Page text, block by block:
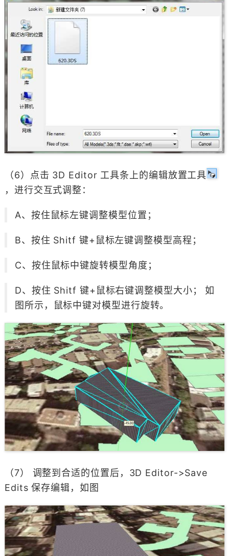
（6）点击 3D Editor 工具条上的编辑放置工具
，进行交互式调整：
A、按住鼠标左键调整模型位置；
B、按住 Shitf 键+鼠标左键调整模型高程；
C、按住鼠标中键旋转模型角度；
D、按住 Shitf 键+鼠标右键调整模型大小； 如
图所示，鼠标中键对模型进行旋转。
（7） 调整到合适的位置后，3D Editor->Save
Edits 保存编辑，如图